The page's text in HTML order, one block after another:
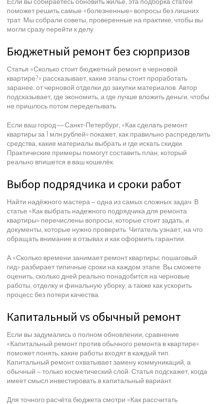
поможет решить самые «болезненные» вопросы без лишних
трат. Мы собрали советы, проверенные на практике, чтобы вы
могли сразу перейти к делу.
Бюджетный ремонт без сюрпризов
Статья «Сколько стоит бюджетный ремонт в черновой
квартире?» рассказывает, какие этапы стоит проработать
заранее: от черновой отделки до закупки материалов. Автор
подсказывает, где экономить, а где лучше вложить деньги, чтобы
не пришлось потом переделывать.
Если ваш город — Санкт‑Петербург, «Как сделать ремонт
квартиры за 1 млн рублей» покажет, как правильно распределить
средства, какие материалы выбрать и где искать скидки.
Практические примеры помогут составить план, который
реально впишется в ваш кошелёк.
Выбор подрядчика и сроки работ
Найти надёжного мастера – одна из самых сложных задач. В
статье «Как выбрать надежного подрядчика для ремонта
квартиры» перечислены вопросы, которые стоит задать, и
документы, которые нужно проверить. Читатель узнает, на что
обращать внимание в отзывах и как оформить гарантии.
А «Сколько времени занимает ремонт квартиры: пошаговый
гид» разбирает типичные сроки на каждом этапе. Вы сможете
оценить, сколько дней реально понадобится на черновые
работы, отделку и финальную уборку, а также как ускорить
процесс без потери качества.
Капитальный vs обычный ремонт
Если вы задумались о полном обновлении, сравнение
«Капитальный ремонт против обычного ремонта в квартире»
поможет понять, какие работы входят в каждый тип.
Капитальный ремонт охватывает замену коммуникаций, а
обычный – только косметический слой. Статья подскажет, когда
имеет смысл инвестировать в капитальный вариант.
Для точного расчёта бюджета смотри «Как рассчитать